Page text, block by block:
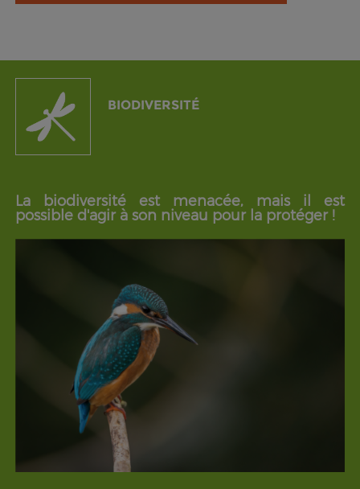
BIODIVERSITÉ
La biodiversité est menacée, mais il est
possible d'agir à son niveau pour la protéger !